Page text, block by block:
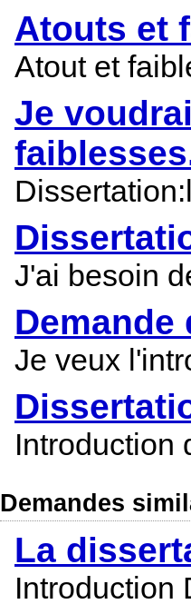
Atouts et
Atout et
Je
J'ai besoin
Je veux
Introduction
Demandes
La
Introduction